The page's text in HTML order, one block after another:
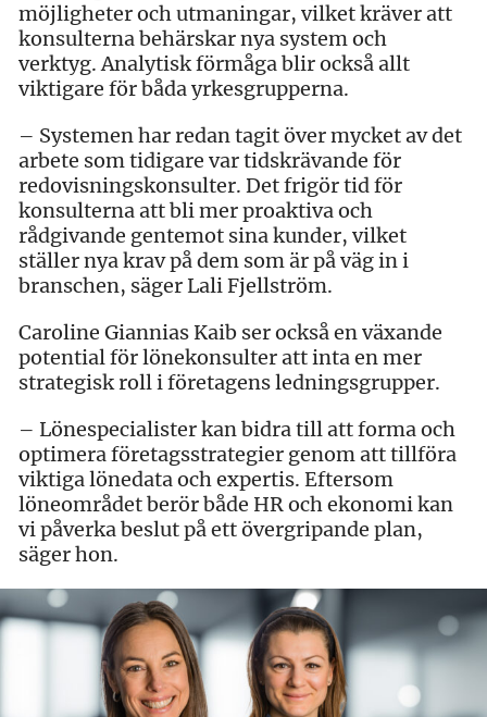
möjligheter och utmaningar, vilket kräver att
konsulterna behärskar nya system och
verktyg. Analytisk förmåga blir också allt
viktigare för båda yrkesgrupperna.
– Systemen har redan tagit över mycket av det
arbete som tidigare var tidskrävande för
redovisningskonsulter. Det frigör tid för
konsulterna att bli mer proaktiva och
rådgivande gentemot sina kunder, vilket
ställer nya krav på dem som är på väg in i
branschen, säger Lali Fjellström.
Caroline Giannias Kaib ser också en växande
potential för lönekonsulter att inta en mer
strategisk roll i företagens ledningsgrupper.
– Lönespecialister kan bidra till att forma och
optimera företagsstrategier genom att tillföra
viktiga lönedata och expertis. Eftersom
löneområdet berör både HR och ekonomi kan
vi påverka beslut på ett övergripande plan,
säger hon.